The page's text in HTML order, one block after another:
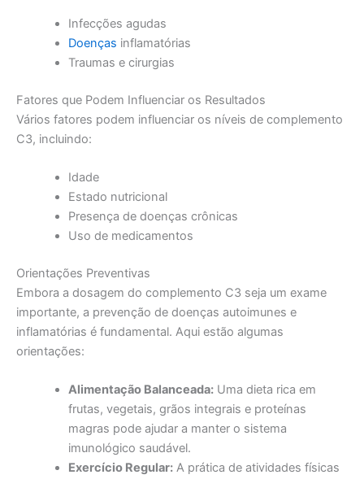
Infecções agudas
Doenças inflamatórias
Traumas e cirurgias
Fatores que Podem Influenciar os Resultados
Vários fatores podem influenciar os níveis de complemento
C3, incluindo:
Idade
Estado nutricional
Presença de doenças crônicas
Uso de medicamentos
Orientações Preventivas
Embora a dosagem do complemento C3 seja um exame
importante, a prevenção de doenças autoimunes e
inflamatórias é fundamental. Aqui estão algumas
orientações:
Alimentação Balanceada:Uma dieta rica em
frutas, vegetais, grãos integrais e proteínas
magras pode ajudar a manter o sistema
imunológico saudável.
Exercício Regular:A prática de atividades físicas